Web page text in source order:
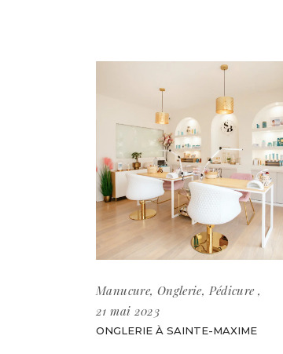
Manucure, Onglerie, Pédicure
21 mai 2023
ONGLERIE À SAINTE-MAXIME